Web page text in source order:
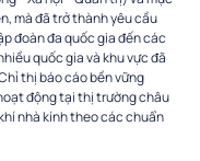
mà đã trở thành yêu cầu
đoàn đa quốc gia đến các
quốc gia và khu vực đã
thị báo cáo bền vững
động tại thị trường châu
nhà kính theo các chuẩn